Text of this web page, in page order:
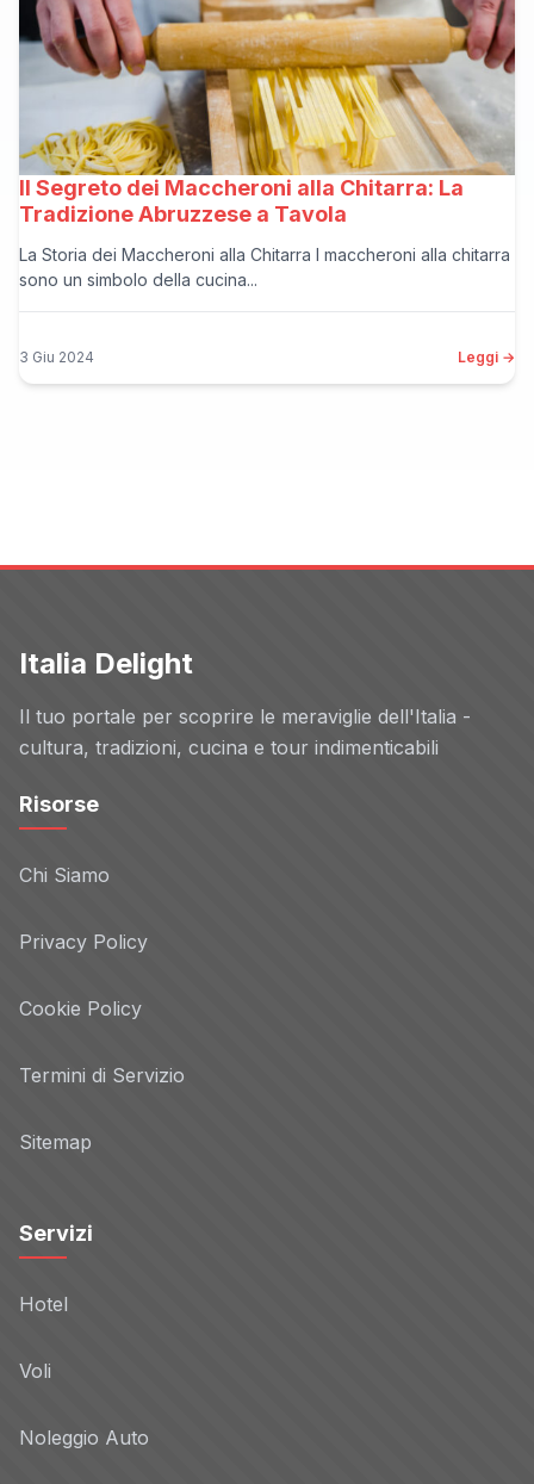
Il Segreto dei Maccheroni alla Chitarra: La
Tradizione Abruzzese a Tavola
La Storia dei Maccheroni alla Chitarra I maccheroni alla chitarra
sono un simbolo della cucina...
3 Giu 2024 Leggi →
Italia Delight
Il tuo portale per scoprire le meraviglie dell'Italia -
cultura, tradizioni, cucina e tour indimenticabili
Risorse
Chi Siamo
Privacy Policy
Cookie Policy
Termini di Servizio
Sitemap
Servizi
Hotel
Voli
Noleggio Auto